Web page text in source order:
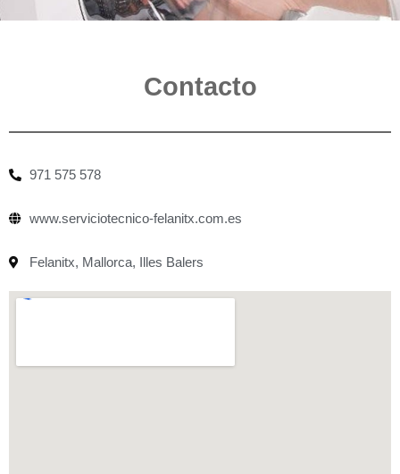
Contacto
971 575 578
www.serviciotecnico-felanitx.com.es
Felanitx, Mallorca, Illes Balers